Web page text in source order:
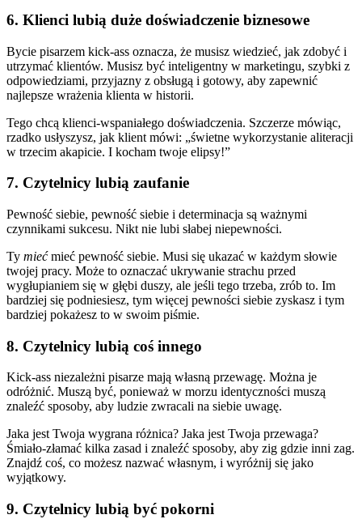
6. Klienci lubią duże doświadczenie biznesowe
Bycie pisarzem kick-ass oznacza, że musisz wiedzieć, jak zdobyć i
utrzymać klientów. Musisz być inteligentny w marketingu, szybki z
odpowiedziami, przyjazny z obsługą i gotowy, aby zapewnić
najlepsze wrażenia klienta w historii.
Tego chcą klienci-wspaniałego doświadczenia. Szczerze mówiąc,
rzadko usłyszysz, jak klient mówi: „świetne wykorzystanie aliteracji
w trzecim akapicie. I kocham twoje elipsy!”
7. Czytelnicy lubią zaufanie
Pewność siebie, pewność siebie i determinacja są ważnymi
czynnikami sukcesu. Nikt nie lubi słabej niepewności.
Ty miećmieć pewność siebie. Musi się ukazać w każdym słowie
twojej pracy. Może to oznaczać ukrywanie strachu przed
wygłupianiem się w głębi duszy, ale jeśli tego trzeba, zrób to. Im
bardziej się podniesiesz, tym więcej pewności siebie zyskasz i tym
bardziej pokażesz to w swoim piśmie.
8. Czytelnicy lubią coś innego
Kick-ass niezależni pisarze mają własną przewagę. Można je
odróżnić. Muszą być, ponieważ w morzu identyczności muszą
znaleźć sposoby, aby ludzie zwracali na siebie uwagę.
Jaka jest Twoja wygrana różnica? Jaka jest Twoja przewaga?
Śmiało-złamać kilka zasad i znaleźć sposoby, aby zig gdzie inni zag.
Znajdź coś, co możesz nazwać własnym, i wyróżnij się jako
wyjątkowy.
9. Czytelnicy lubią być pokorni